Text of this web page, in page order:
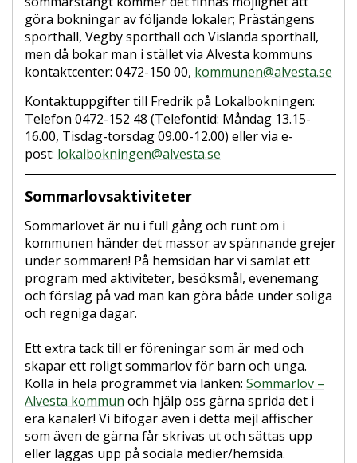
göra bokningar av följande lokaler; Prästängens
sporthall, Vegby sporthall och Vislanda sporthall,
men då bokar man i stället via Alvesta kommuns
kontaktcenter: 0472-150 00, kommunen@alvesta.se
Kontaktuppgifter till Fredrik på Lokalbokningen:
Telefon 0472-152 48 (Telefontid: Måndag 13.15-
16.00, Tisdag-torsdag 09.00-12.00) eller via e-
post: lokalbokningen@alvesta.se
Sommarlovsaktiviteter
Sommarlovet är nu i full gång och runt om i
kommunen händer det massor av spännande grejer
under sommaren! På hemsidan har vi samlat ett
program med aktiviteter, besöksmål, evenemang
och förslag på vad man kan göra både under soliga
och regniga dagar.
Ett extra tack till er föreningar som är med och
skapar ett roligt sommarlov för barn och unga.
Kolla in hela programmet via länken: Sommarlov –
Alvesta kommun och hjälp oss gärna sprida det i
era kanaler! Vi bifogar även i detta mejl affischer
som även de gärna får skrivas ut och sättas upp
eller läggas upp på sociala medier/hemsida.